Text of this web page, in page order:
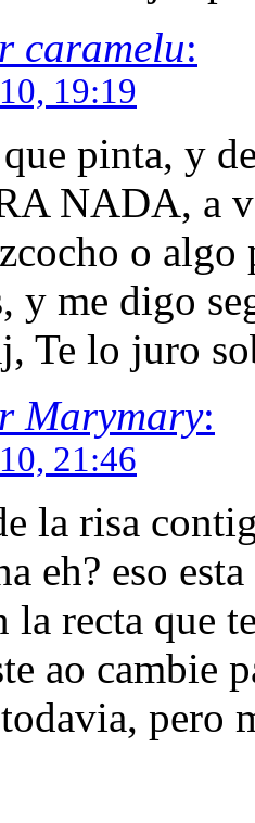
caramelu:
19:19
pinta, y
NADA, a
o algo
y me digo
Te lo juro
Marymary:
21:46
la risa
eh? eso
la recta que
ao cambie
pero